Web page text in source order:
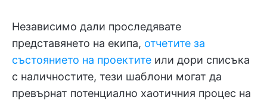
Независимо дали проследявате
представянето на екипа, отчетите за
състоянието на проектите или дори списъка
с наличностите, тези шаблони могат да
превърнат потенциално хаотичния процес на